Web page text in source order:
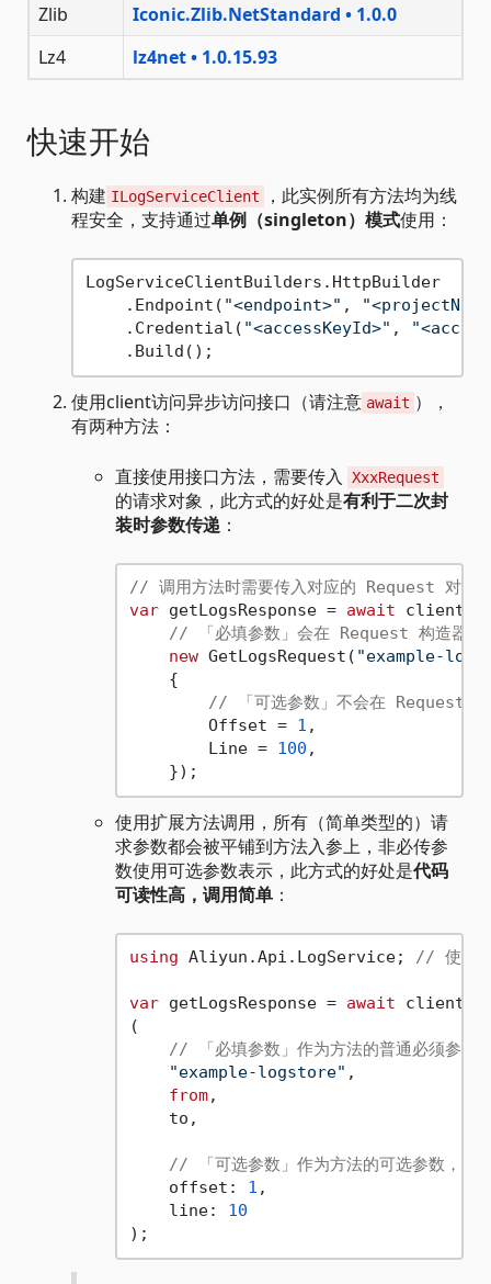
Zlib
Iconic.Zlib.NetStandard • 1.0.0
Lz4
lz4net • 1.0.15.93
快速开始
构建 ILogServiceClient
，此实例所有方法均为线
程安全，支持通过单例（singleton）模式使用：
LogServiceClientBuilders.HttpBuilder
    .Endpoint(
"<endpoint>" ,
    .Credential(
"<accessKeyId>" ,
使用client访问异步访问接口（请注意 await ），
有两种方法：
直接使用接口方法，需要传入 XxxRequest
的请求对象，此方式的好处是有利于二次封
装时参数传递 ：
// 调用方法时需要传入对应的 Request 对象
var getLogsResponse = await
// 「必填参数」会在 Request 构造器中
new GetLogsRequest( "example-
    {
// 「可选参数」不会在 Request
        Offset =
1 ,
        Line =
100 ,
使用扩展方法调用，所有（简单类型的）请
求参数都会被平铺到方法入参上，非必传参
数使用可选参数表示，此方式的好处是代码
可读性高，调用简单 ：
using Aliyun.Api.LogService; // 使用扩
var getLogsResponse = await
(
// 「必填参数」作为方法的普通必须参数
"example-logstore" ,
from,
    to,
// 「可选参数」作为方法的可选参数，可
    offset:
1 ,
    line:
10